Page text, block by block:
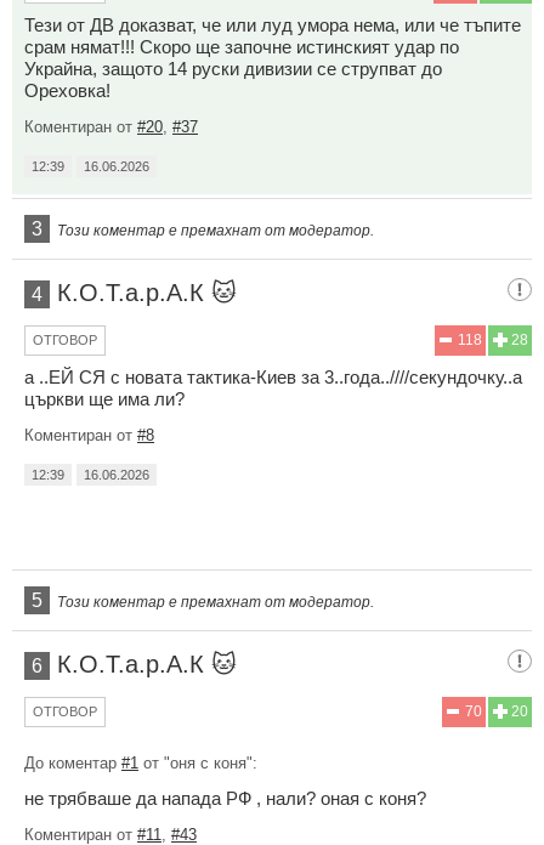
Тези от ДВ доказват, че или луд умора нема, или че тъпите
срам нямат!!! Скоро ще започне истинският удар по
Украйна, защото 14 руски дивизии се струпват до
Ореховка!
Коментиран от #20 #37
12:39 16.06.2026
3 Този коментар е премахнат от модератор.
4 К.О.Т.а.р.А.К 🐱
28
118
ОТГОВОР
а ..ЕЙ СЯ с новата тактика-Киев за 3..года..////секундочку..а
църкви ще има ли?
Коментиран от #8
12:39 16.06.2026
5 Този коментар е премахнат от модератор.
6 К.О.Т.а.р.А.К 🐱
20
70
ОТГОВОР
До коментар #1 от "оня с коня":
не трябваше да напада РФ , нали? оная с коня?
Коментиран от #11 #43